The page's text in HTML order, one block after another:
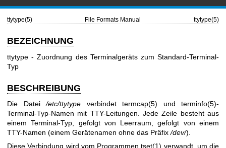
ttytype(5) File Formats Manual ttytype(5)
BEZEICHNUNG
ttytype - Zuordnung des Terminalgeräts zum Standard-Terminal-
Typ
BESCHREIBUNG
Die Datei/etc/ttytype verbindet termcap(5) und terminfo(5)-
Terminal-Typ-Namen mit TTY-Leitungen. Jede Zeile besteht aus
einem Terminal-Typ, gefolgt von Leerraum, gefolgt von einem
TTY-Namen (einem Gerätenamen ohne das Präfix/dev/).
Diese Verbindung wird vom Programmentset(1) verwandt, um die